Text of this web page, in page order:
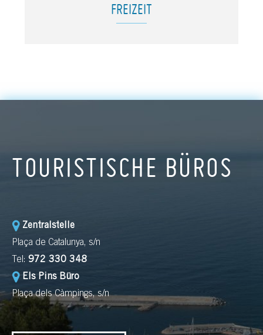
FREIZEIT
TOURISTISCHE BÜROS
Zentralstelle
Plaça de Catalunya, s/n
Tel: 972 330 348
Els Pins Büro
Plaça dels Càmpings, s/n